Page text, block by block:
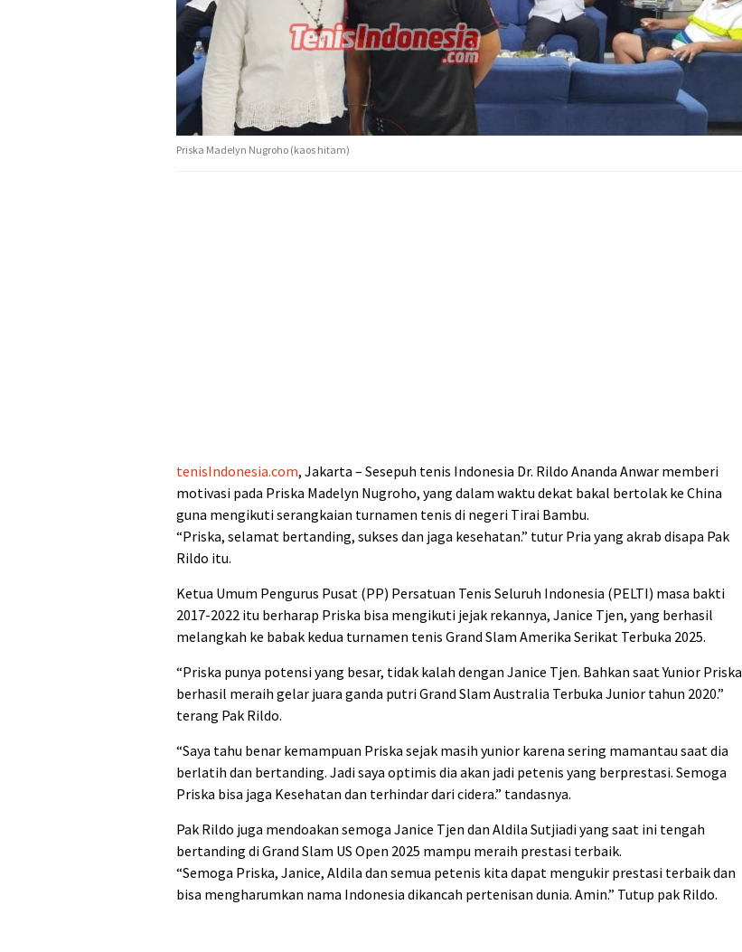
Priska Madelyn Nugroho (kaos hitam)
tenisIndonesia.com, Jakarta – Sesepuh tenis Indonesia Dr. Rildo Ananda Anwar memberi
motivasi pada Priska Madelyn Nugroho, yang dalam waktu dekat bakal bertolak ke China
guna mengikuti serangkaian turnamen tenis di negeri Tirai Bambu.
“Priska, selamat bertanding, sukses dan jaga kesehatan.” tutur Pria yang akrab disapa Pak
Rildo itu.
Ketua Umum Pengurus Pusat (PP) Persatuan Tenis Seluruh Indonesia (PELTI) masa bakti
2017-2022 itu berharap Priska bisa mengikuti jejak rekannya, Janice Tjen, yang berhasil
melangkah ke babak kedua turnamen tenis Grand Slam Amerika Serikat Terbuka 2025.
“Priska punya potensi yang besar, tidak kalah dengan Janice Tjen. Bahkan saat Yunior Priska
berhasil meraih gelar juara ganda putri Grand Slam Australia Terbuka Junior tahun 2020.”
terang Pak Rildo.
“Saya tahu benar kemampuan Priska sejak masih yunior karena sering mamantau saat dia
berlatih dan bertanding. Jadi saya optimis dia akan jadi petenis yang berprestasi. Semoga
Priska bisa jaga Kesehatan dan terhindar dari cidera.” tandasnya.
Pak Rildo juga mendoakan semoga Janice Tjen dan Aldila Sutjiadi yang saat ini tengah
bertanding di Grand Slam US Open 2025 mampu meraih prestasi terbaik.
“Semoga Priska, Janice, Aldila dan semua petenis kita dapat mengukir prestasi terbaik dan
bisa mengharumkan nama Indonesia dikancah pertenisan dunia. Amin.” Tutup pak Rildo.